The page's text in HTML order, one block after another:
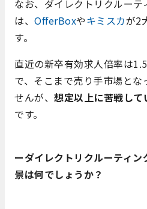
なお、ダイレクトリクルー
は、 OfferBoxやキミスカが2
す。
直近の新卒有効求人倍率は
で、そこまで売り手市場と
せんが、 想定以上に苦戦し
です。
ーダイレクトリクルーティ
景は何でしょうか？